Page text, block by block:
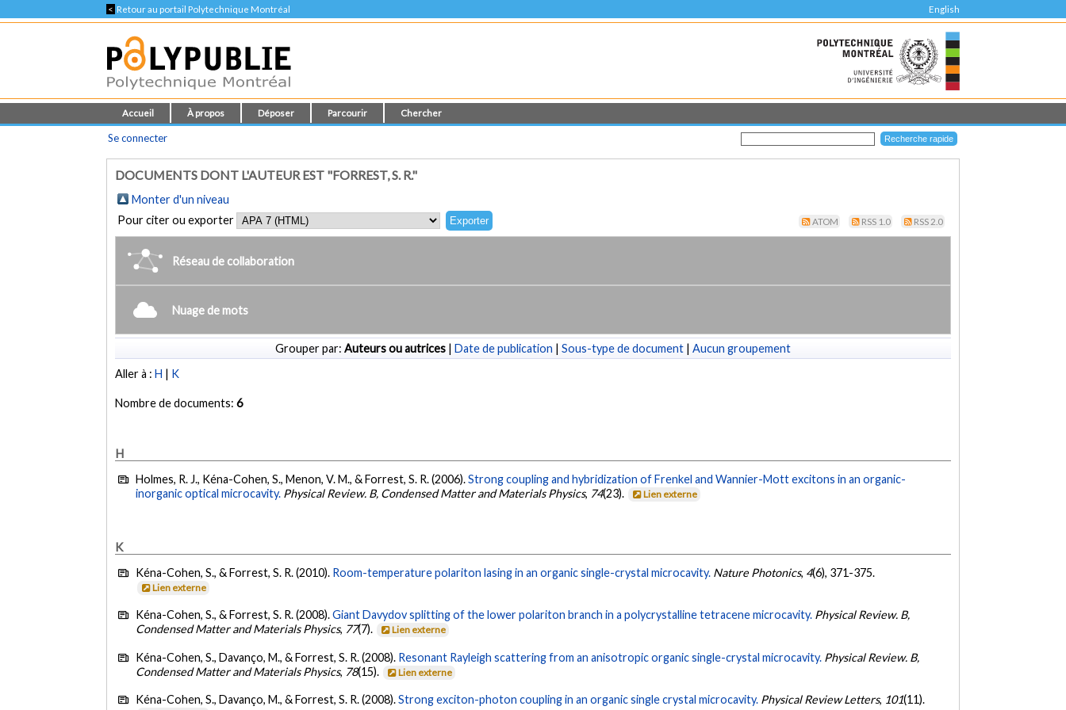
< Retour au portail Polytechnique Montréal English
Accueil À propos Déposer Parcourir Chercher
Se connecter
DOCUMENTS DONT L'AUTEUR EST "FORREST, S. R."
Monter d'un niveau
Pour citer ou exporter
ATOM RSS 1.0 RSS 2.0
Réseau de collaboration
Nuage de mots
Grouper par: Auteurs ou autrices | Date de publication | Sous-type de document | Aucun groupement
Aller à :H | K
Nombre de documents:6
H
Holmes, R. J., Kéna-Cohen, S., Menon, V. M., & Forrest, S. R. (2006).Strong coupling and hybridization of Frenkel and Wannier-Mott excitons in an organic-
inorganic optical microcavity. Physical Review. B, Condensed Matter and Materials Physics, 74(23). Lien externe
K
Kéna-Cohen, S., & Forrest, S. R. (2010). Room-temperature polariton lasing in an organic single-crystal microcavity. Nature Photonics, 4(6), 371-375.
Lien externe
Kéna-Cohen, S., & Forrest, S. R. (2008).Giant Davydov splitting of the lower polariton branch in a polycrystalline tetracene microcavity. Physical Review. B,
Condensed Matter and Materials Physics, 77(7). Lien externe
Kéna-Cohen, S., Davanço, M., & Forrest, S. R. (2008). Resonant Rayleigh scattering from an anisotropic organic single-crystal microcavity. Physical Review. B,
Condensed Matter and Materials Physics, 78(15). Lien externe
Kéna-Cohen, S., Davanço, M., & Forrest, S. R. (2008).Strong exciton-photon coupling in an organic single crystal microcavity. Physical Review Letters, 101(11).